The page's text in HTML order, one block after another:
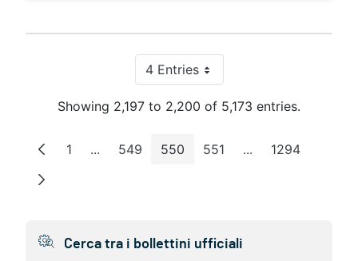
4 EntriesPer Page
Showing 2,197 to 2,200 of 5,173 entries.
Page
1 ...Intermediate Pages
Page
549 Page
550 Page
551 ...Intermediate
Page
1294
Cerca tra i bollettini ufficiali